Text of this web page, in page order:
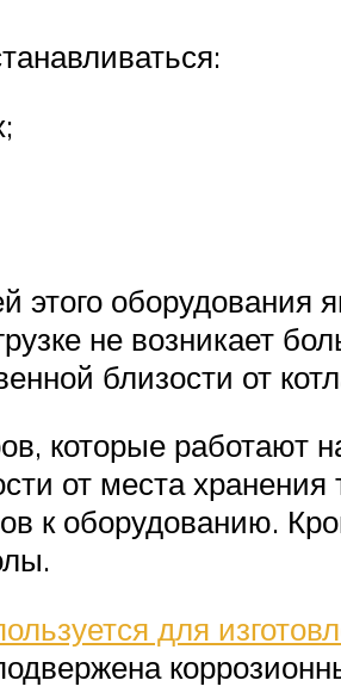
этого оборудования
не возникает
близости от
которые
от места
к оборудованию.
для